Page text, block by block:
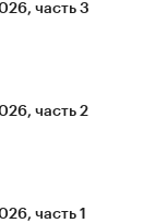
часть 3
часть 2
часть 1